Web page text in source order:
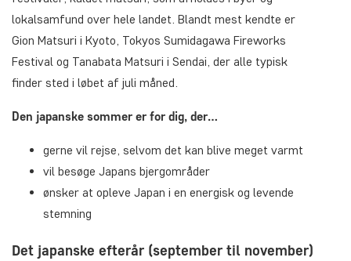
lokalsamfund over hele landet. Blandt mest kendte er
Gion Matsuri i Kyoto, Tokyos Sumidagawa Fireworks
Festival og Tanabata Matsuri i Sendai, der alle typisk
finder sted i løbet af juli måned.
Den japanske sommer er for dig, der…
gerne vil rejse, selvom det kan blive meget varmt
vil besøge Japans bjergområder
ønsker at opleve Japan i en energisk og levende
stemning
Det japanske efterår (september til november)